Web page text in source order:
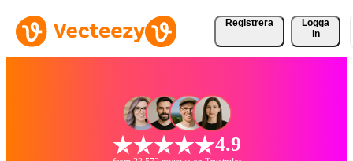
Registrera
Logga
in
4.9